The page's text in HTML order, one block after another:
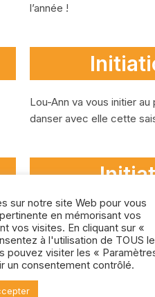
l’année !
Lou-Ann va vous initier
danser avec elle cette
Isabelle Michel vous
Sundo.
présents
sur notre site Web pour vous
en mémorisant vos
vos visites. En cliquant sur «
à l'utilisation de TOUS
pouvez visiter les «
un consentement contrôlé.